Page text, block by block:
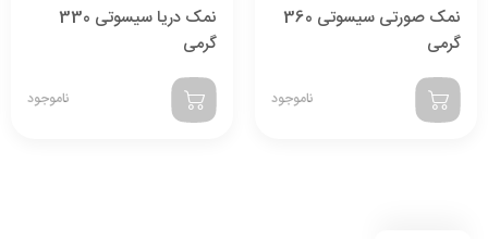
نمک صورتی سیسوتی 360
گرمی
ناموجود
نمک دریا سیسوتی 330
گرمی
ناموجود